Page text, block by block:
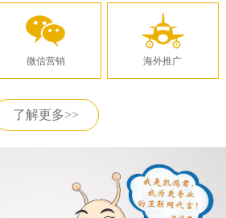
微信营销 海外推广
了解更多>>